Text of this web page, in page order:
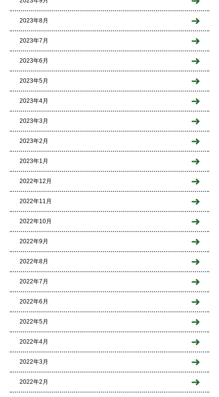
2023年8月
2023年7月
2023年6月
2023年5月
2023年4月
2023年3月
2023年2月
2023年1月
2022年12月
2022年11月
2022年10月
2022年9月
2022年8月
2022年7月
2022年6月
2022年5月
2022年4月
2022年3月
2022年2月